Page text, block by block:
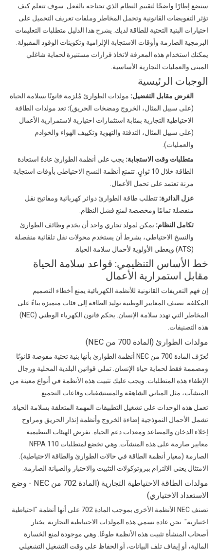
سنضع إطارًا واضحًا لتقييم النظام الذي تحتاجه بالفعل. سوف تتعلم كيف
تؤثر التفويضات القانونية وتحمل المخاطر وملفات تعريف التحميل على
اختيارات البنية التحتية للطاقة لديك. يشرح هذا الدليل متطلبات التعليمات
البرمجية الصارمة وأوقات الاستجابة الإلزامية وتكوينات الوقود المقبولة.
يمكنك استخدام هذه المعرفة لاتخاذ قرارات مستنيرة لحماية شاغلي
المبنى والعمليات التجارية الأساسية.
الوجبات الرئيسية
الغرض مقابل التفضيل: مولدات الطوارئ مُلزمة قانونًا بسلامة الحياة
(على سبيل المثال، الخروج ومضخات الحريق)؛ تعد مولدات الطاقة
الاحتياطية التجارية بمثابة استثمارات اختيارية لاستمرارية الأعمال
(على سبيل المثال، التدفئة والتهوية وتكييف الهواء والخوادم
والعمليات).
متطلبات وقت الاستجابة: يجب على أنظمة الطوارئ عادةً استعادة
الطاقة خلال 10 ثوانٍ. تتمتع أنظمة النسخ الاحتياطي بأوقات استجابة
مرنة تعتمد على تحمل الأعمال.
عزل الدائرة: تتطلب طاقة الطوارئ دوائر كهربائية ومفاتيح نقل
منفصلة تمامًا ومخصصة لمنع فشل النظام.
تكامل النظام: يمكن لمولد تجاري واحد أن يخدم وظائف الطوارئ
والنسخ الاحتياطي، بشرط أن يستخدم محولات نقل تلقائية منفصلة
(ATS) ويعطي الأولوية لأحمال سلامة الحياة.
خط الأساس التنظيمي: قواعد سلامة الحياة
مقابل استمرارية الأعمال
إن فهم التعريفات القانونية للأنظمة الكهربائية يمنع أخطاء التصميم
المكلفة. تصنف المعايير الوطنية توليد الطاقة إلى فئات متميزة بناءً على
المخاطر التي تهدد سلامة الإنسان. يحكم قانون الكهرباء الوطني (NEC)
هذه التصنيفات.
مولدات الطوارئ (المادة 700 من NEC)
تُعرّف المادة 700 من NEC أنظمة الطوارئ بأنها بنية تحتية مفوضة قانونًا
ومصممة فقط لحماية حياة الإنسان. تملي قوانين البلدية المحلية ورجال
الإطفاء هذه المتطلبات. ويجب عليك تثبيت هذه الأنظمة في أنواع معينة من
المنشآت، مثل المباني الشاهقة والمستشفيات وقاعات التجميع.
تعمل هذه الوحدات على تشغيل التطبيقات المهمة المتعلقة بسلامة الحياة.
تشمل الأحمال النموذجية إضاءة الخروج وأنظمة إنذار الحريق ومراوح
إخلاء الدخان والمصاعد ومعدات دعم الحياة. تفرض الهيئات التنظيمية
معايير صارمة على هذه المنشآت. وهي تخضع لمتطلبات NFPA 110
الصارمة (معيار أنظمة الطاقة في حالات الطوارئ والطاقة الاحتياطية).
الامتثال يعني الالتزام ببروتوكولات التثبيت والاختبار والصيانة الصارمة.
مولدات الطاقة الاحتياطية التجارية (المادة 702 من NEC - وضع
الاستعداد الاختياري)
تصنف NEC الأنظمة الأخرى بموجب المادة 702 على أنها أنظمة "احتياطية
اختيارية". نحن عادة نسمي هذه المولدات الاحتياطية التجارية. يختار
أصحاب المنشأة تثبيت هذه الأنظمة طوعًا. وهي موجودة لمنع الخسارة
المالية، أو إيقاف تلف البيانات، أو الحفاظ على وقت التشغيل التشغيلي